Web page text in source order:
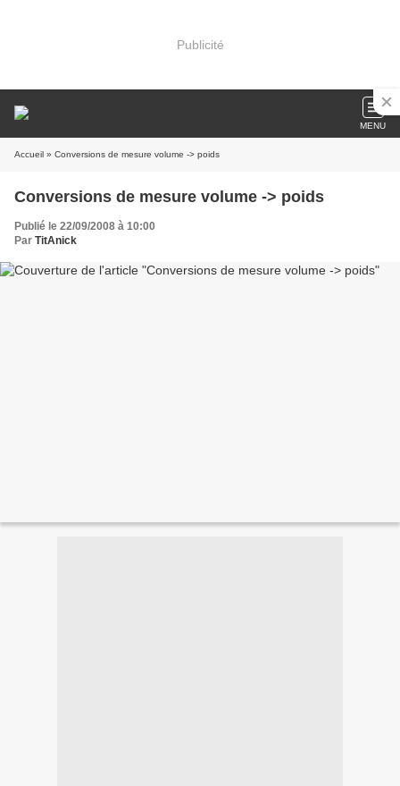
Publicité
MENU
Accueil » Conversions de mesure volume -> poids
Conversions de mesure volume -> poids
Publié le 22/09/2008 à 10:00
Par TitAnick